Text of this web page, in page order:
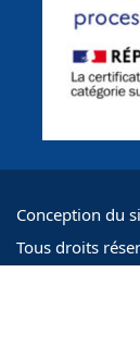
Conception du
Tous droits